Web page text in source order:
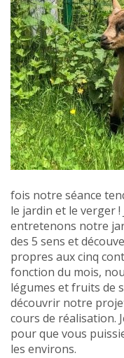
fois notre séance
le jardin et le verger
entretenons notre
des 5 sens et
propres aux cinq
fonction du mois,
légumes et fruits de
découvrir notre
cours de réalisation.
pour que vous
les environs.